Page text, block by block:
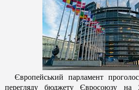
Європейський парламент
перегляду бюджету Євросоюзу на